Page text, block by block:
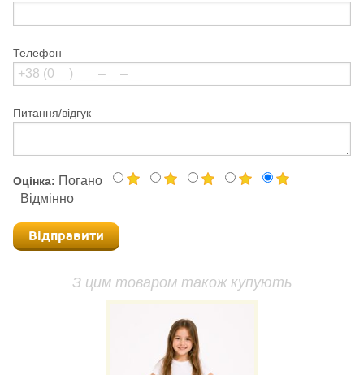
Телефон
Питання/відгук
Оцінка: Погано
Відмінно
Відправити
З цим товаром також купують